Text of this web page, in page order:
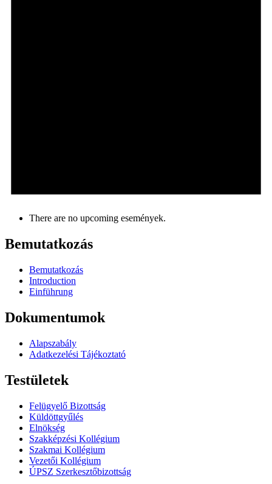
There are no upcoming események.
Bemutatkozás
Bemutatkozás
Introduction
Einführung
Dokumentumok
Alapszabály
Adatkezelési Tájékoztató
Testületek
Felügyelő Bizottság
Küldöttgyűlés
Elnökség
Szakképzési Kollégium
Szakmai Kollégium
Vezetői Kollégium
ÚPSZ Szerkesztőbizottság